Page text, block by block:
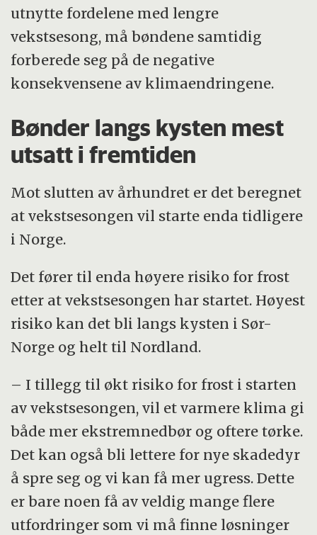
utnytte fordelene med lengre
vekstsesong, må bøndene samtidig
forberede seg på de negative
konsekvensene av klimaendringene.
Bønder langs kysten mest
utsatt i fremtiden
Mot slutten av århundret er det beregnet
at vekstsesongen vil starte enda tidligere
i Norge.
Det fører til enda høyere risiko for frost
etter at vekstsesongen har startet. Høyest
risiko kan det bli langs kysten i Sør-
Norge og helt til Nordland.
– I tillegg til økt risiko for frost i starten
av vekstsesongen, vil et varmere klima gi
både mer ekstremnedbør og oftere tørke.
Det kan også bli lettere for nye skadedyr
å spre seg og vi kan få mer ugress. Dette
er bare noen få av veldig mange flere
utfordringer som vi må finne løsninger